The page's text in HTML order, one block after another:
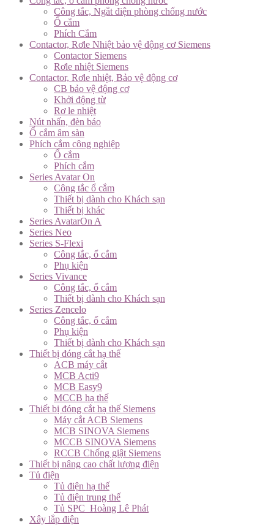
Công tắc, Ngắt điện phòng chống nước
Ổ cắm
Phích Cắm
Contactor, Rơle Nhiệt bảo vệ động cơ Siemens
Contactor Siemens
Rơle nhiệt Siemens
Contactor, Rơle nhiệt, Bảo vệ động cơ
CB bảo vệ động cơ
Khởi động từ
Rơ le nhiệt
Nút nhấn, đèn báo
Ổ cắm âm sàn
Phích cắm công nghiệp
Ổ cắm
Phích cắm
Series Avatar On
Công tắc ổ cắm
Thiết bị dành cho Khách sạn
Thiết bị khác
Series AvatarOn A
Series Neo
Series S-Flexi
Công tắc, ổ cắm
Phụ kiện
Series Vivance
Công tắc, ổ cắm
Thiết bị dành cho Khách sạn
Series Zencelo
Công tắc, ổ cắm
Phụ kiện
Thiết bị dành cho Khách sạn
Thiết bị đóng cắt hạ thế
ACB máy cắt
MCB Acti9
MCB Easy9
MCCB hạ thế
Thiết bị đóng cắt hạ thế Siemens
Máy cắt ACB Siemens
MCB SINOVA Siemens
MCCB SINOVA Siemens
RCCB Chống giật Siemens
Thiết bị nâng cao chất lượng điện
Tủ điện
Tủ điện hạ thế
Tủ điện trung thế
Tủ SPC_Hoàng Lê Phát
Xây lắp điện